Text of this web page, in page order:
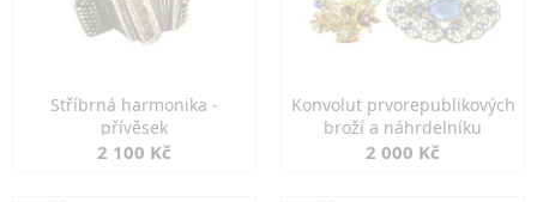
Stříbrná harmonika -
přívěsek
2 100 Kč
Konvolut prvorepublikových
broží a náhrdelníku
2 000 Kč